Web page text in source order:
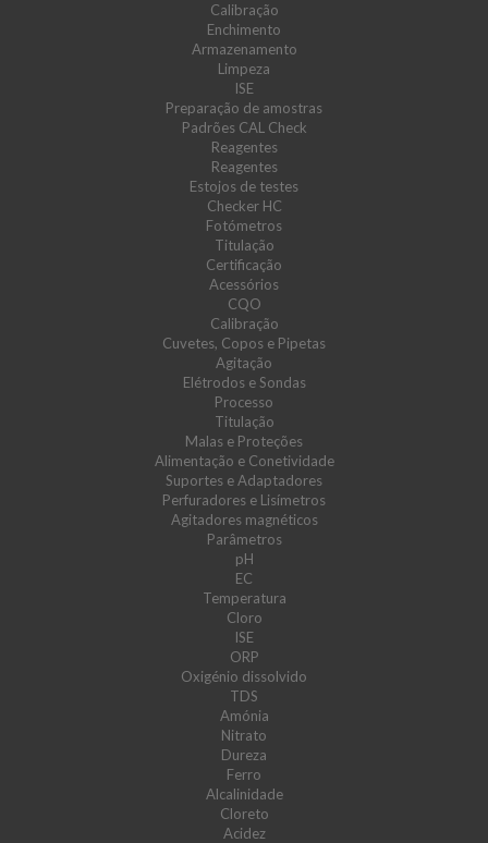
Calibração
Enchimento
Armazenamento
Limpeza
ISE
Preparação de amostras
Padrões CAL Check
Reagentes
Reagentes
Estojos de testes
Checker HC
Fotómetros
Titulação
Certificação
Acessórios
CQO
Calibração
Cuvetes, Copos e Pipetas
Agitação
Elétrodos e Sondas
Processo
Titulação
Malas e Proteções
Alimentação e Conetividade
Suportes e Adaptadores
Perfuradores e Lisímetros
Agitadores magnéticos
Parâmetros
pH
EC
Temperatura
Cloro
ISE
ORP
Oxigénio dissolvido
TDS
Amónia
Nitrato
Dureza
Ferro
Alcalinidade
Cloreto
Acidez